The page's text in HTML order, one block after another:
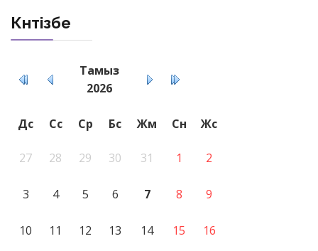
Күнтізбе
Тамыз
2026
Дс Сс Ср Бс Жм Сн Жс
27 28 29 30 31 1 2
3 4 5 6 7 8 9
10 11 12 13 14 15 16